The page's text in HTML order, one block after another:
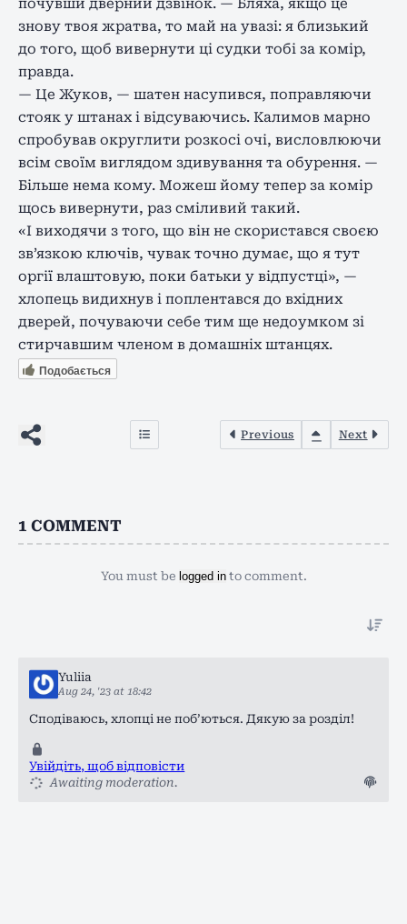
почувши дверний дзвінок. — Бляха, якщо це
знову твоя жратва, то май на увазі: я близький
до того, щоб вивернути ці судки тобі за комір,
правда.
— Це Жуков, — шатен насупився, поправляючи
стояк у штанах і відсуваючись. Калимов марно
спробував округлити розкосі очі, висловлюючи
всім своїм виглядом здивування та обурення. —
Більше нема кому. Можеш йому тепер за комір
щось вивернути, раз сміливий такий.
«І виходячи з того, що він не скористався своєю
зв’язкою ключів, чувак точно думає, що я тут
оргії влаштовую, поки батьки у відпустці», —
хлопець видихнув і поплентався до вхідних
дверей, почуваючи себе тим ще недоумком зі
стирчавшим членом в домашніх штанцях.
Подобається
Previous Next
1 COMMENT
You must be logged into comment.
Yuliia
Aug 24, '23 at 18:42
Сподіваюсь, хлопці не побʼються. Дякую за розділ!
Увійдіть, щоб відповісти
Awaiting moderation.